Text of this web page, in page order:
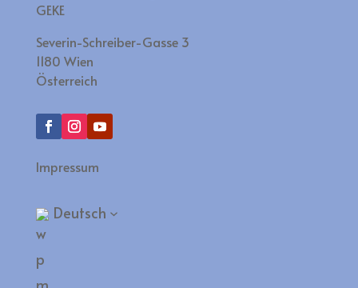
GEKE
Severin-Schreiber-Gasse 3
1180 Wien
Österreich
Impressum
Deutsch